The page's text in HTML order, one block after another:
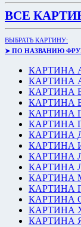
ВСЕ
ВЫБРАТЬ КАРТИНУ:
➤ ПО НАЗВАНИЮ
КАРТИНА
КАРТИНА
КАРТИНА
КАРТИНА
КАРТИНА
КАРТИНА
КАРТИНА
КАРТИНА
КАРТИНА
КАРТИНА
КАРТИНА
КАРТИНА
КАРТИНА
КАРТИНА
КАРТИНА